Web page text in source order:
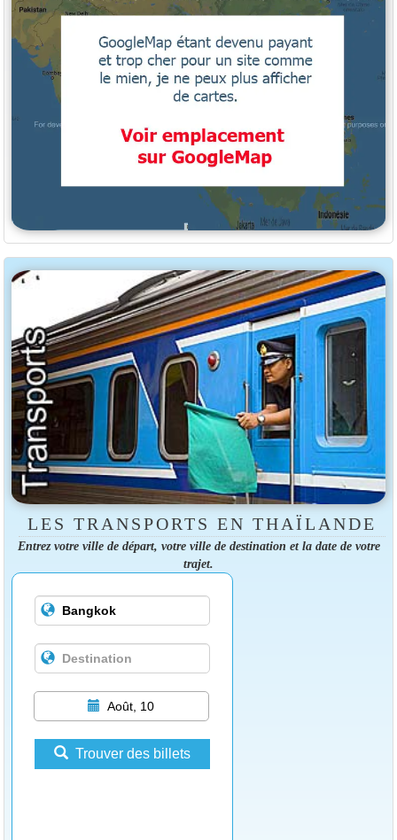
LES TRANSPORTS EN THAÏLANDE
Entrez votre ville de départ, votre ville de destination et la date de votre
trajet.
Août, 10
Trouver des billets